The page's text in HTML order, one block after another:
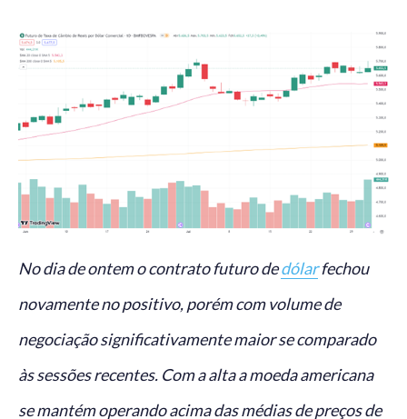
No dia de ontem o contrato futuro dedólarfechou
novamente no positivo, porém com volume de
negociação significativamente maior se comparado
às sessões recentes. Com a alta a moeda americana
se mantém operando acima das médias de preços de